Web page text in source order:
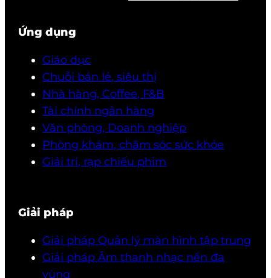
Ứng dụng
Giáo dục
Chuỗi bán lẻ, siêu thị
Nhà hàng, Coffee, F&B
Tài chính ngân hàng
Văn phòng, Doanh nghiệp
Phòng khám, chăm sóc sức khỏe
Giải trí, rạp chiếu phim
Giải pháp
Giải pháp Quản lý màn hình tập trung
Giải pháp Âm thanh nhạc nền đa
vùng